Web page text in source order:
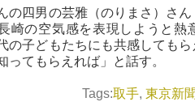
の四男の芸雅（のりまさ）さ
崎の空気感を表現しようと熱
の子どもたちにも共感しても
ってもらえれば」と話す。
Tags:取手 東京新